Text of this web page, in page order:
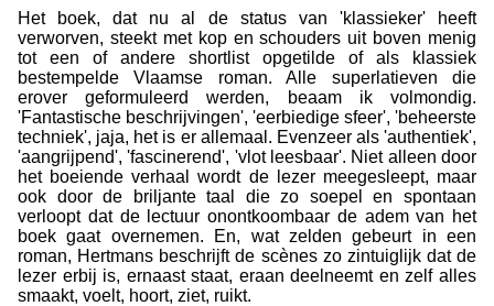
Het boek, dat nu al de status van 'klassieker' heeft
verworven, steekt met kop en schouders uit boven menig
tot een of andere shortlist opgetilde of als klassiek
bestempelde Vlaamse roman. Alle superlatieven die
erover geformuleerd werden, beaam ik volmondig.
'Fantastische beschrijvingen', 'eerbiedige sfeer', 'beheerste
techniek', jaja, het is er allemaal. Evenzeer als 'authentiek',
'aangrijpend', 'fascinerend', 'vlot leesbaar'. Niet alleen door
het boeiende verhaal wordt de lezer meegesleept, maar
ook door de briljante taal die zo soepel en spontaan
verloopt dat de lectuur onontkoombaar de adem van het
boek gaat overnemen. En, wat zelden gebeurt in een
roman, Hertmans beschrijft de scènes zo zintuiglijk dat de
lezer erbij is, ernaast staat, eraan deelneemt en zelf alles
smaakt, voelt, hoort, ziet, ruikt.